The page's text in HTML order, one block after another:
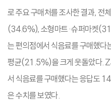
로 주요 구매처를 조사한 결과,
(34.6%), 소형마트·슈퍼마켓
는 편의점에서 식음료를 구매했
평균(21.5%)을 크게 웃돌았다. Z
서 식음료를 구매했다는 응답도
은 수치를 보였다.